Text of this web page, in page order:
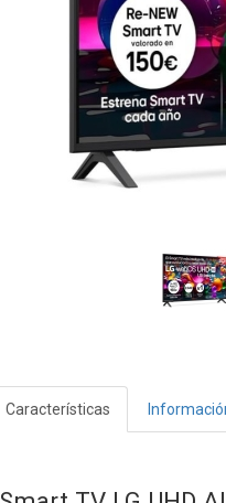
Características